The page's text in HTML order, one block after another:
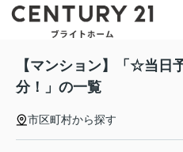
【マンション】「☆当日
分！」の一覧
市区町村から探す